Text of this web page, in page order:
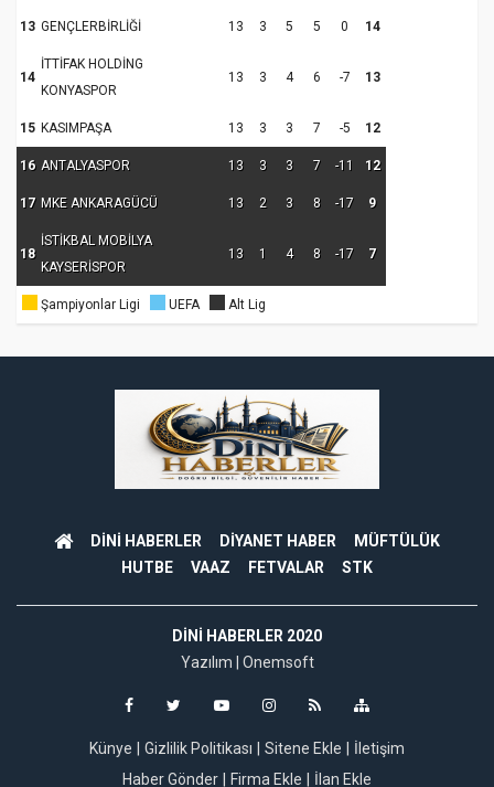
13 GENÇLERBİRLİĞİ 13 3 5 5 0 14
14
İTTİFAK HOLDİNG
KONYASPOR
13 3 4 6 -7 13
15 KASIMPAŞA 13 3 3 7 -5 12
16 ANTALYASPOR 13 3 3 7 -11 12
17 MKE ANKARAGÜCÜ 13 2 3 8 -17 9
18
İSTİKBAL MOBİLYA
KAYSERİSPOR
13 1 4 8 -17 7
Şampiyonlar Ligi UEFA Alt Lig
DİNİ HABERLER DİYANET HABER
MÜFTÜLÜK
HUTBE
VAAZ FETVALAR STK
DINI HABERLER 2020
Yazılım | Onemsoft
Künye Gizlilik Politikası Sitene Ekle
İletişim
Haber Gönder
Firma Ekle İlan Ekle